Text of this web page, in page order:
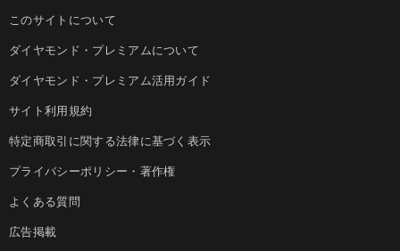
このサイトについて
ダイヤモンド・プレミアムについて
ダイヤモンド・プレミアム活用ガイド
サイト利用規約
特定商取引に関する法律に基づく表示
プライバシーポリシー・著作権
よくある質問
広告掲載